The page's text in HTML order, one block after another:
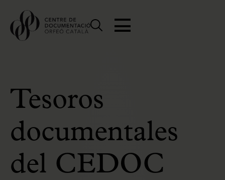
Tesoros
documentales
del CEDOC